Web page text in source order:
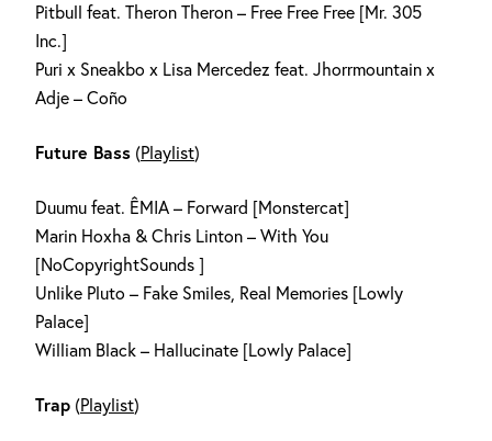
Pitbull feat. Theron Theron – Free Free Free [Mr. 305
Inc.]
Puri x Sneakbo x Lisa Mercedez feat. Jhorrmountain x
Adje – Coño
Future Bass (Playlist)
Duumu feat. ÊMIA – Forward [Monstercat]
Marin Hoxha & Chris Linton – With You
[NoCopyrightSounds ]
Unlike Pluto – Fake Smiles, Real Memories [Lowly
Palace]
William Black – Hallucinate [Lowly Palace]
Trap (Playlist)